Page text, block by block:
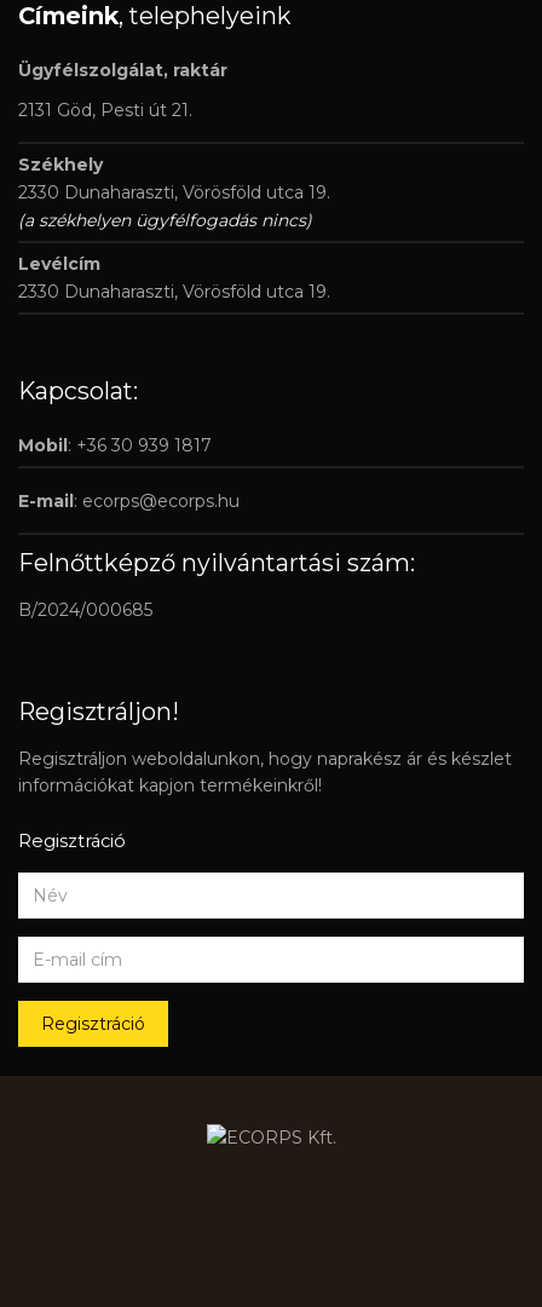
Címeink, telephelyeink
Ügyfélszolgálat, raktár
2131 Göd, Pesti út 21.
Székhely
2330 Dunaharaszti, Vörösföld utca 19.
(a székhelyen ügyfélfogadás nincs)
Levélcím
2330 Dunaharaszti, Vörösföld utca 19.
Kapcsolat:
Mobil: +36 30 939 1817
E-mail: ecorps@ecorps.hu
Felnőttképző nyilvántartási szám:
B/2024/000685
Regisztráljon!
Regisztráljon weboldalunkon, hogy naprakész ár és készlet
információkat kapjon termékeinkről!
Regisztráció
Regisztráció